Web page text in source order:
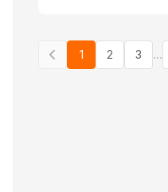
1 2 3 ...